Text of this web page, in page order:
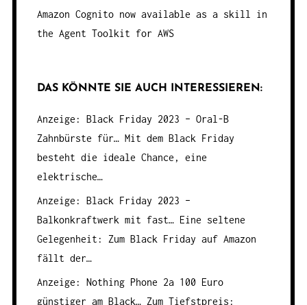
Amazon Cognito now available as a skill in
the Agent Toolkit for AWS
DAS KÖNNTE SIE AUCH INTERESSIEREN:
Anzeige: Black Friday 2023 – Oral-B
Zahnbürste für…Mit dem Black Friday
besteht die ideale Chance, eine
elektrische…
Anzeige: Black Friday 2023 –
Balkonkraftwerk mit fast…Eine seltene
Gelegenheit: Zum Black Friday auf Amazon
fällt der…
Anzeige: Nothing Phone 2a 100 Euro
günstiger am Black…Zum Tiefstpreis: